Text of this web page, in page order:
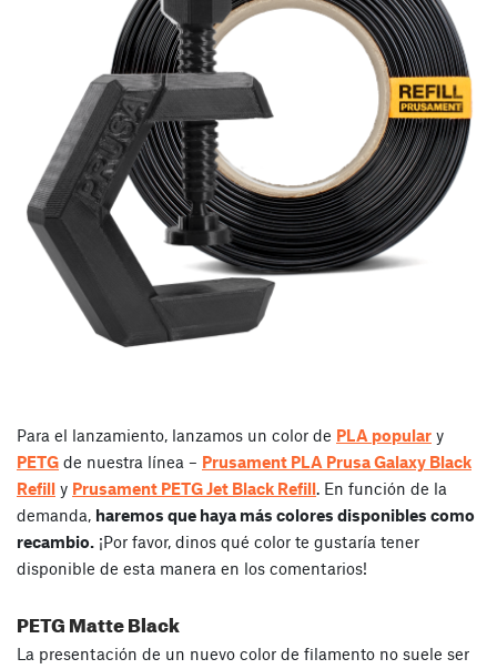
Para el lanzamiento, lanzamos un color de PLA popular y
PETG de nuestra línea – Prusament PLA Prusa Galaxy Black
Refill y Prusament PETG Jet Black Refill. En función de la
demanda, haremos que haya más colores disponibles como
recambio. ¡Por favor, dinos qué color te gustaría tener
disponible de esta manera en los comentarios!
PETG Matte Black
La presentación de un nuevo color de filamento no suele ser